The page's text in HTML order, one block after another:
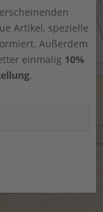
Artikel, spezielle
Außerdem
einmalig 10%
.